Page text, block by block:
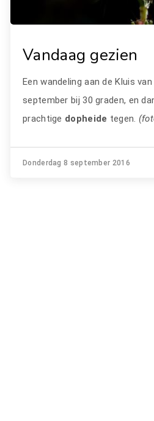
Vandaag gezien
Een wandeling aan de Kluis
september bij 30 graden, en
prachtige dopheide tegen.
Donderdag 8 september 2016